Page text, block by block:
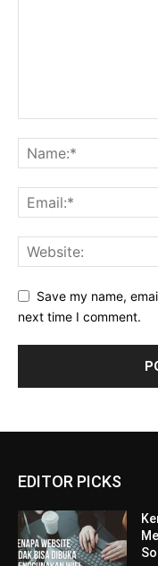
Save my name,
next time I comment.
EDITOR PICKS